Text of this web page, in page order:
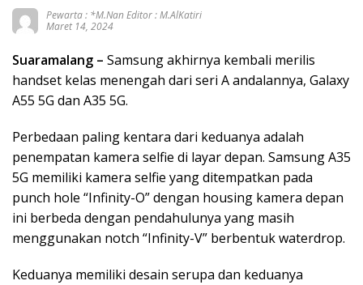
Pewarta : *M.Nan Editor : M.AlKatiri
Maret 14, 2024
Suaramalang – Samsung akhirnya kembali merilis
handset kelas menengah dari seri A andalannya, Galaxy
A55 5G dan A35 5G.
Perbedaan paling kentara dari keduanya adalah
penempatan kamera selfie di layar depan. Samsung A35
5G memiliki kamera selfie yang ditempatkan pada
punch hole “Infinity-O” dengan housing kamera depan
ini berbeda dengan pendahulunya yang masih
menggunakan notch “Infinity-V” berbentuk waterdrop.
Keduanya memiliki desain serupa dan keduanya